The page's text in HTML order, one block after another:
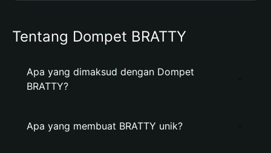
Tentang Dompet BRATTY
Apa yang dimaksud dengan Dompet
BRATTY?
Apa yang membuat BRATTY unik?